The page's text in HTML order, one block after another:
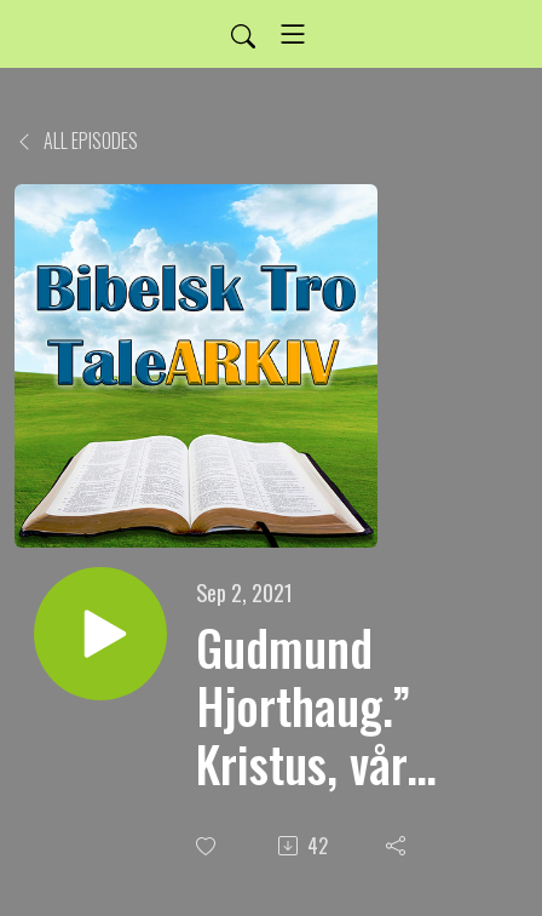
ALL EPISODES
Sep 2, 2021
Gudmund
Hjorthaug.”
Kristus, vår
helliggjørelse.”
42